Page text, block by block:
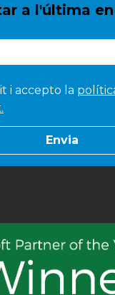
a l'última
i accepto la